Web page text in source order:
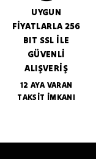
UYGUN
FİYATLARLA 256
BIT SSL İLE
GÜVENLİ
ALIŞVERİŞ
12 AYA VARAN
TAKSİT İMKANI